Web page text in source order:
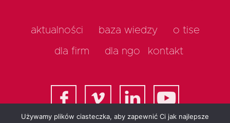
aktualności baza wiedzy o tise
dla firm dla ngo kontakt
Używamy plików ciasteczka, aby zapewnić Ci jak najlepsze